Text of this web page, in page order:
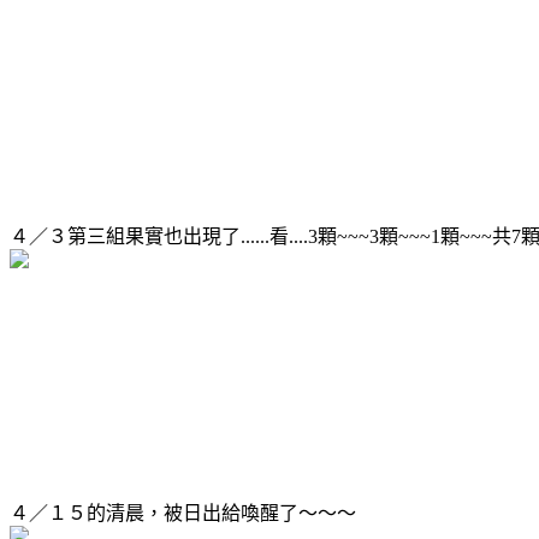
４／３第三組果實也出現了......看....3顆~~~3顆~~~1顆~~~共7
４／１５的清晨，被日出給喚醒了～～～